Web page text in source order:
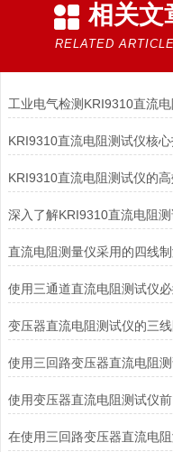
相关文
RELATED
直流电阻测量仪采用的四线